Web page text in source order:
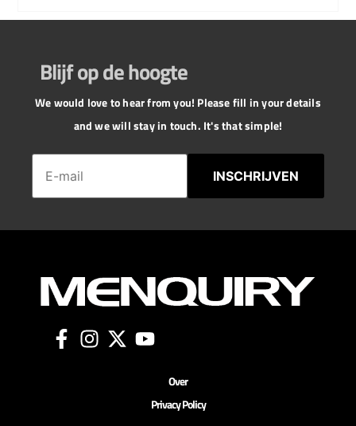
Blijf op de hoogte
We would love to hear from you! Please fill in your details
and we will stay in touch. It's that simple!
INSCHRIJVEN
Over
Privacy Policy